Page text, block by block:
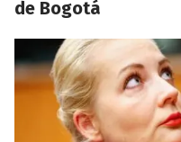
de Bogotá